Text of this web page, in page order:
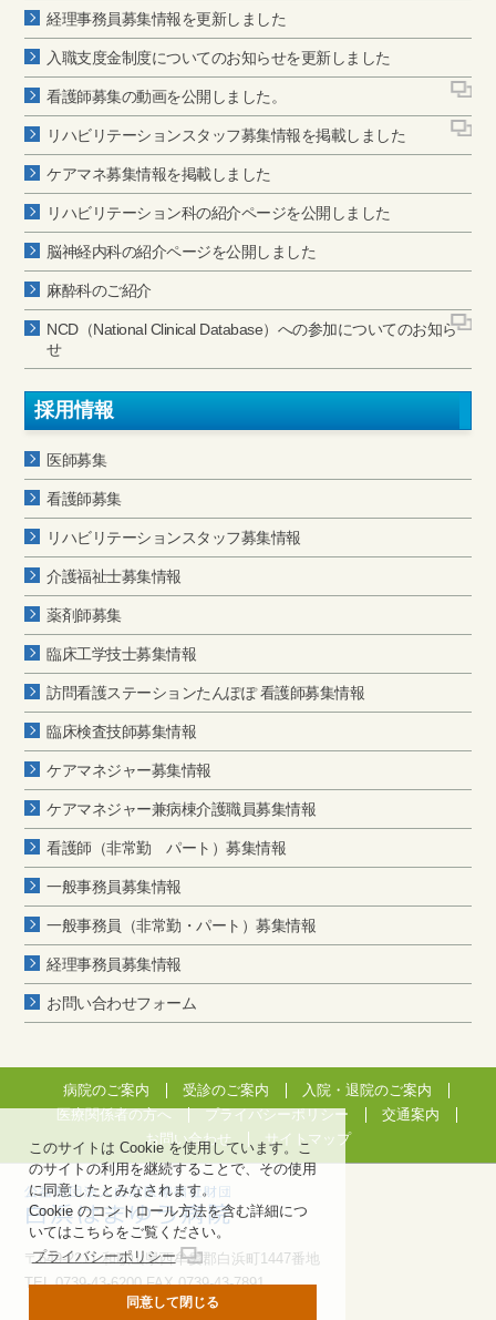
このサイトは Cookie を使用しています。こ
のサイトの利用を継続することで、その使用
に同意したとみなされます。
Cookie のコントロール方法を含む詳細につ
いてはこちらをご覧ください。
プライバシーポリシー
同意して閉じる
経理事務員募集情報を更新しました
入職支度金制度についてのお知らせを更新しました
看護師募集の動画を公開しました。
リハビリテーションスタッフ募集情報を掲載しました
ケアマネ募集情報を掲載しました
リハビリテーション科の紹介ページを公開しました
脳神経内科の紹介ページを公開しました
麻酔科のご紹介
NCD（National Clinical Database）への参加についてのお知ら
せ
採用情報
医師募集
看護師募集
リハビリテーションスタッフ募集情報
介護福祉士募集情報
薬剤師募集
臨床工学技士募集情報
訪問看護ステーションたんぽぽ 看護師募集情報
臨床検査技師募集情報
ケアマネジャー募集情報
ケアマネジャー兼病棟介護職員募集情報
看護師（非常勤 パート）募集情報
一般事務員募集情報
一般事務員（非常勤・パート）募集情報
経理事務員募集情報
お問い合わせフォーム
病院のご案内 受診のご案内
入院・退院のご案内
医療関係者の方へ
プライバシーポリシー
交通案内
お問い合わせ
サイトマップ
〒649-2211 和歌山県西牟婁郡白浜町1447番地
TEL 0739-43-6200 FAX 0739-43-7891